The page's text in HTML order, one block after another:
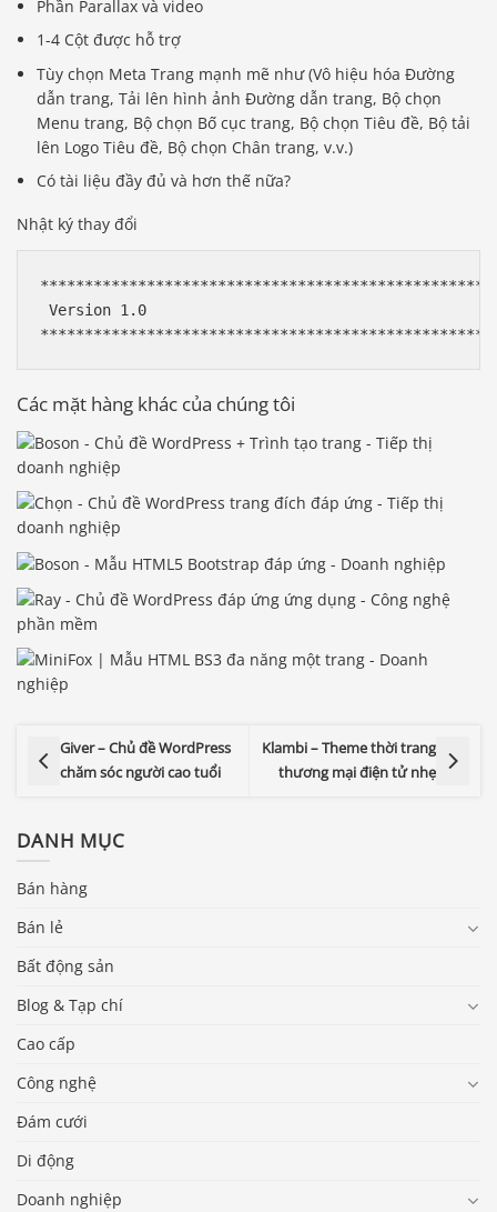
Phần Parallax và video
1-4 Cột được hỗ trợ
Tùy chọn Meta Trang mạnh mẽ như (Vô hiệu hóa Đường
dẫn trang, Tải lên hình ảnh Đường dẫn trang, Bộ chọn
Menu trang, Bộ chọn Bố cục trang, Bộ chọn Tiêu đề, Bộ tải
lên Logo Tiêu đề, Bộ chọn Chân trang, v.v.)
Có tài liệu đầy đủ và hơn thế nữa?
Nhật ký thay đổi
Version 1.0
Các mặt hàng khác của chúng tôi
Giver – Chủ đề WordPress
chăm sóc người cao tuổi
Klambi – Theme thời trang
thương mại điện tử nhẹ
DANH MỤC
Bán hàng
Bán lẻ
Bất động sản
Blog & Tạp chí
Cao cấp
Công nghệ
Đám cưới
Di động
Doanh nghiệp